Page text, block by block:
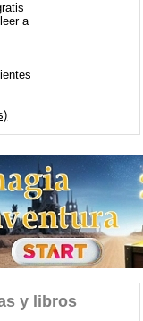
a
y libros